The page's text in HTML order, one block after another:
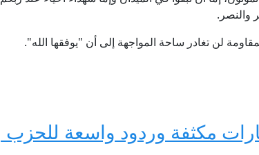
والنصر.
لن تغادر ساحة المواجهة إلى أن "يوفقها الله".
مكثفة وردود واسعة